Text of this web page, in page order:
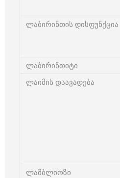
ლაბირინთის დისფუნქცია
ლაბირინთიტი
ლაიმის დაავადება
ლამბლიოზი